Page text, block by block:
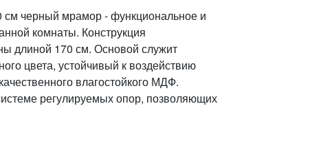
см черный мрамор - функциональное и
комнаты. Конструкция
длиной 170 см. Основой служит
цвета, устойчивый к воздействию
влагостойкого МДФ.
регулируемых опор, позволяющих